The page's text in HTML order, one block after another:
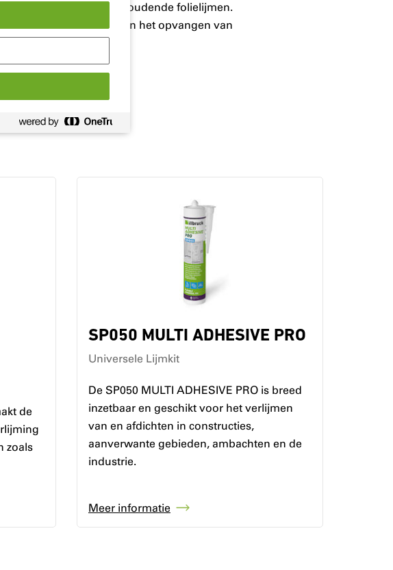
oplosmiddelhoudende folielijmen.
en deurkozijnen en het opvangen van
de
zoals
SP050 MULTI ADHESIVE PRO
Universele Lijmkit
De SP050 MULTI ADHESIVE PRO is breed
inzetbaar en geschikt voor het verlijmen
van en afdichten in constructies,
aanverwante gebieden, ambachten en de
industrie.
Meer informatie